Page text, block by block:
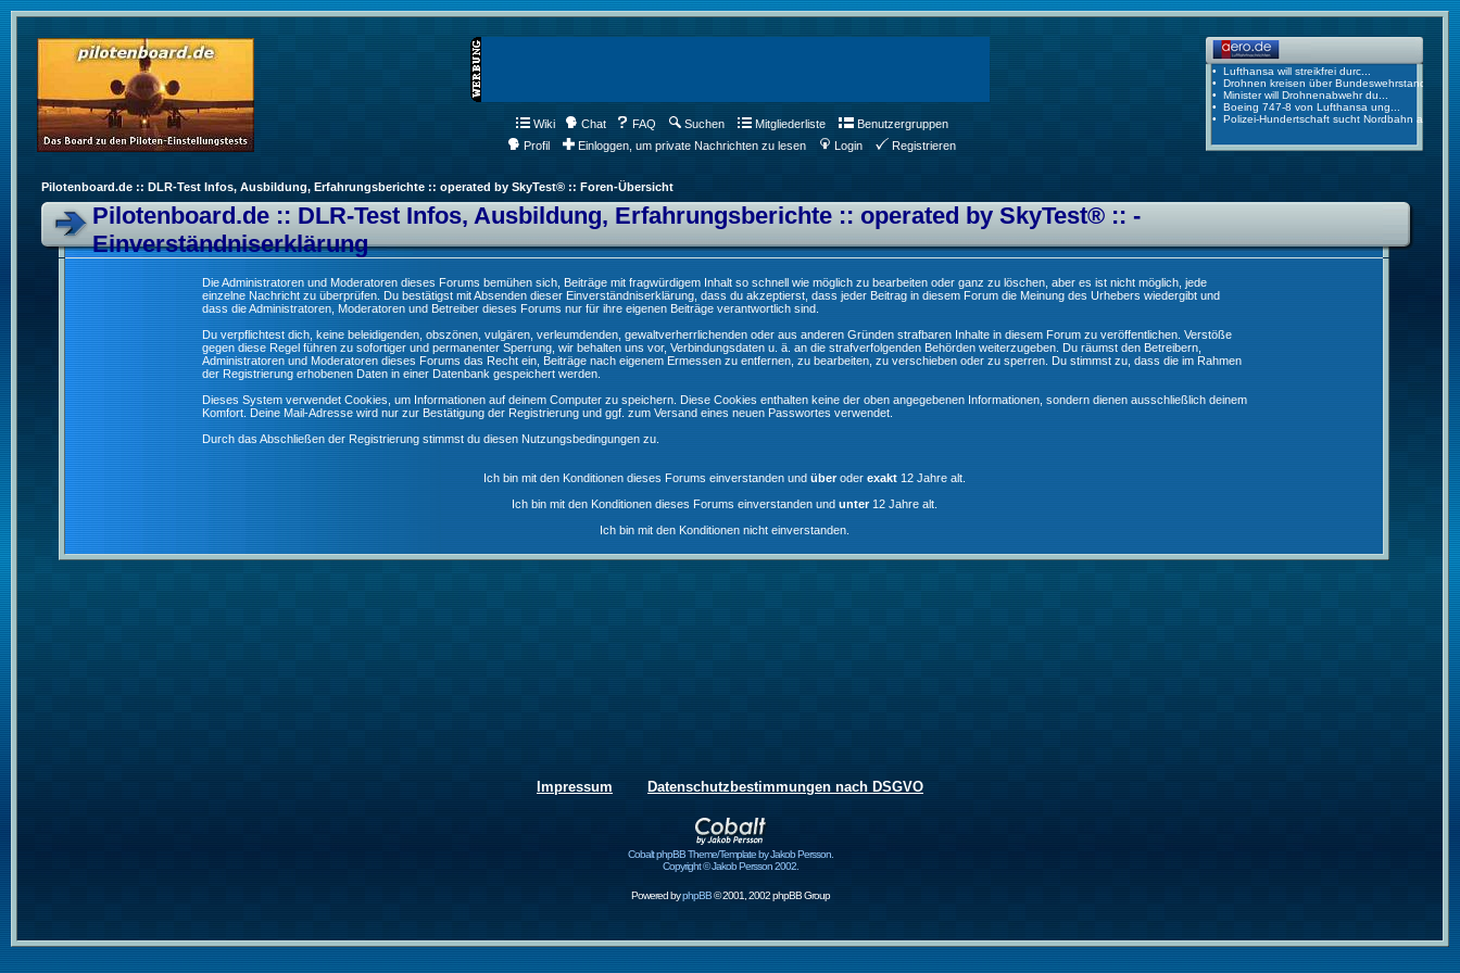
Wiki Chat FAQ Suchen Mitgliederliste
Benutzergruppen
Profil
Einloggen, um private Nachrichten zu lesen Login Registrieren
Pilotenboard.de :: DLR-Test Infos, Ausbildung, Erfahrungsberichte :: operated by SkyTest® :: Foren-Übersicht
Pilotenboard.de :: DLR-Test Infos, Ausbildung, Erfahrungsberichte :: operated by SkyTest® :: -
Einverständniserklärung
Die Administratoren und Moderatoren dieses Forums bemühen sich, Beiträge mit fragwürdigem Inhalt so schnell wie möglich zu bearbeiten oder ganz zu löschen, aber es ist nicht möglich, jede
einzelne Nachricht zu überprüfen. Du bestätigst mit Absenden dieser Einverständniserklärung, dass du akzeptierst, dass jeder Beitrag in diesem Forum die Meinung des Urhebers wiedergibt und
dass die Administratoren, Moderatoren und Betreiber dieses Forums nur für ihre eigenen Beiträge verantwortlich sind.
Du verpflichtest dich, keine beleidigenden, obszönen, vulgären, verleumdenden, gewaltverherrlichenden oder aus anderen Gründen strafbaren Inhalte in diesem Forum zu veröffentlichen. Verstöße
gegen diese Regel führen zu sofortiger und permanenter Sperrung, wir behalten uns vor, Verbindungsdaten u. ä. an die strafverfolgenden Behörden weiterzugeben. Du räumst den Betreibern,
Administratoren und Moderatoren dieses Forums das Recht ein, Beiträge nach eigenem Ermessen zu entfernen, zu bearbeiten, zu verschieben oder zu sperren. Du stimmst zu, dass die im Rahmen
der Registrierung erhobenen Daten in einer Datenbank gespeichert werden.
Dieses System verwendet Cookies, um Informationen auf deinem Computer zu speichern. Diese Cookies enthalten keine der oben angegebenen Informationen, sondern dienen ausschließlich deinem
Komfort. Deine Mail-Adresse wird nur zur Bestätigung der Registrierung und ggf. zum Versand eines neuen Passwortes verwendet.
Durch das Abschließen der Registrierung stimmst du diesen Nutzungsbedingungen zu.
Ich bin mit den Konditionen dieses Forums einverstanden und überoder exakt12 Jahre alt.
Ich bin mit den Konditionen dieses Forums einverstanden und unter12 Jahre alt.
Ich bin mit den Konditionen nicht einverstanden.
Impressum Datenschutzbestimmungen nach DSGVO
Cobalt phpBB Theme/Template by Jakob Persson.
Copyright © Jakob Persson 2002.
Powered byphpBB© 2001, 2002 phpBB Group